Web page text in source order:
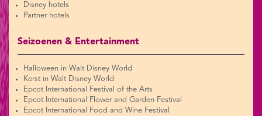
Disney hotels
Partner hotels
Seizoenen & Entertainment
Halloween in Walt Disney World
Kerst in Walt Disney World
Epcot International Festival of the Arts
Epcot International Flower and Garden Festival
Epcot International Food and Wine Festival